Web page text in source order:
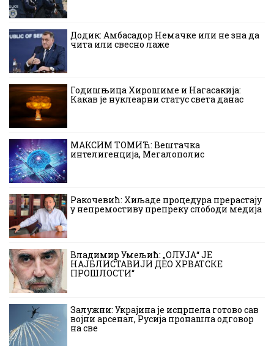
Додик: Амбасадор Немачке или не зна да
чита или свесно лаже
Годишњица Хирошиме и Нагасакија:
Какав је нуклеарни статус света данас
МАКСИМ ТОМИЋ: Вештачка
интелигенција, Мегалополис
Ракочевић: Хиљаде процедура прерастају
у непремостиву препреку слободи медија
Владимир Умељић: „ОЛУЈА“ ЈЕ
НАЈБЛИСТАВИЈИ ДЕО ХРВАТСКЕ
ПРОШЛОСТИ“
Залужни: Украјина је исцрпела готово сав
војни арсенал, Русија пронашла одговор
на све